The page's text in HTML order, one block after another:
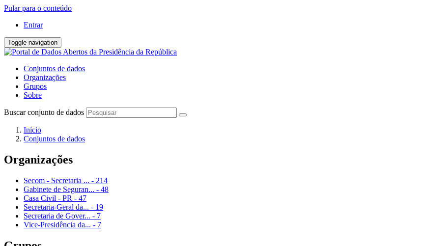
Pular para o conteúdo
Entrar
Toggle navigation
Conjuntos de dados
Organizações
Grupos
Sobre
Buscar conjunto de dados
Início
Conjuntos de dados
Organizações
Secom - Secretaria ... - 214
Gabinete de Seguran... - 48
Casa Civil - PR - 47
Secretaria-Geral da... - 19
Secretaria de Gover... - 7
Vice-Presidência da... - 7